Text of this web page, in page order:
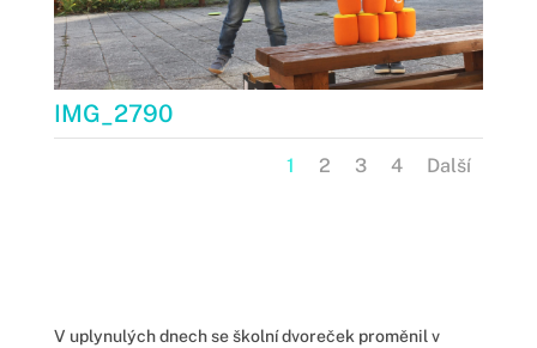
IMG_2790
1 2 3 4 Další
V uplynulých dnech se školní dvoreček proměnil v